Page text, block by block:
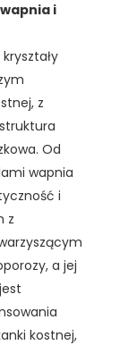
i
z
Od
wapnia
i
z
a jej
kostnej,